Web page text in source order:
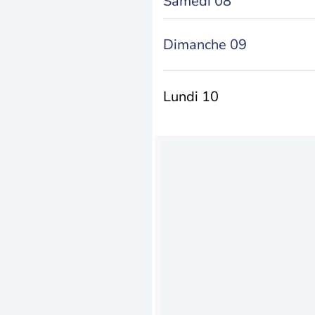
Dimanche 09
Lundi 10